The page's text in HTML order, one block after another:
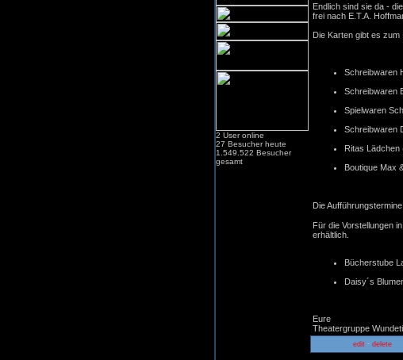
2 User online
27 Besucher heute
1.549.522 Besucher
gesamt
Endlich sind sie da -
frei nach E.T.A.
Die Karten gibt es
Schreibwaren
Schreibwaren
Spielwaren
Schreibwaren
Ritas Lädchen
Boutique Max
Die
Für die Vorstellungen
erhältlich.
Bücherstube
Daisy´s
Eure
Theatergruppe
edit- delete